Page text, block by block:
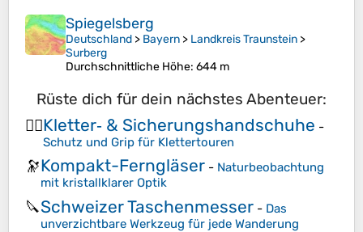
Spiegelsberg
Deutschland > Bayern > Landkreis Traunstein >
Surberg
Durchschnittliche Höhe: 644 m
Rüste dich für dein nächstes Abenteuer:
🧗‍♀️Kletter‑ & Sicherungshandschuhe -
Schutz und Grip für Klettertouren
🔭Kompakt-Ferngläser - Naturbeobachtung
mit kristallklarer Optik
🔪Schweizer Taschenmesser - Das
unverzichtbare Werkzeug für jede Wanderung